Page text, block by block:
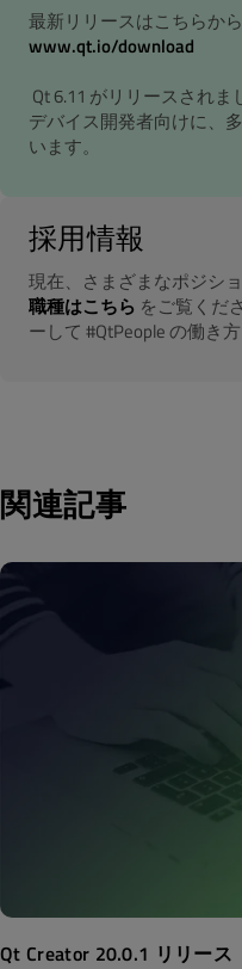
最新リリースはこちらか
www.qt.io/download
Qt 6.11 がリリースされ
デバイス開発者向けに、
います。
採用情報
現在、さまざまなポジシ
職種はこちら をご覧くだ
ーして #QtPeople の働き
関連記事
Qt Creator 20.0.1 リリース